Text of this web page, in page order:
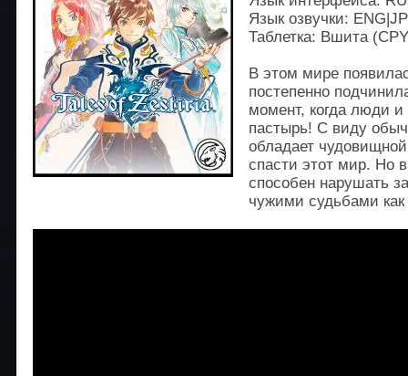
Язык озвучки:
Таблетка: Вшита
В этом мире
постепенно
момент, когда люди
пастырь! С виду
обладает
спасти этот мир. Но
способен нарушать
чужими судьбами